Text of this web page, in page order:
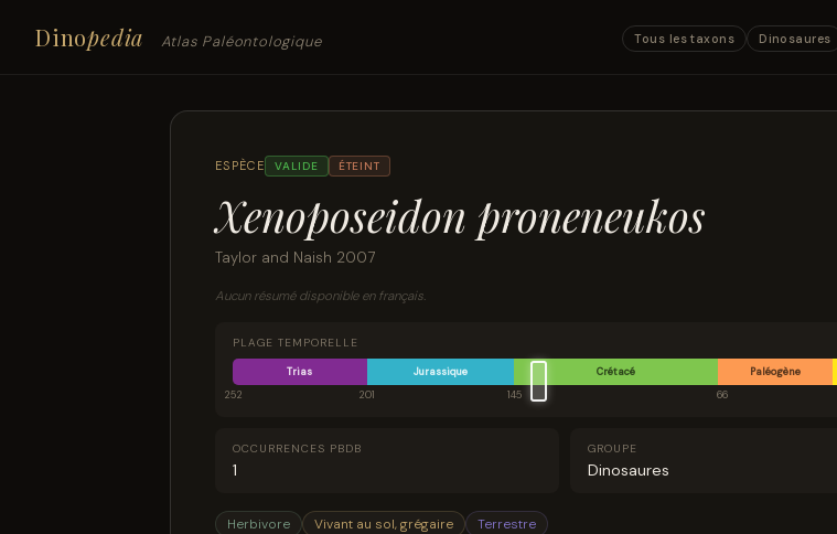
Dinopedia Atlas Paléontologique Tous les taxons Dinosaures
ESPÈCE VALIDE ÉTEINT
Xenoposeidon proneneukos
Taylor and Naish 2007
Aucun résumé disponible en français.
PLAGE TEMPORELLE
Trias Jurassique Crétacé Paléogène
252
201 145 66
OCCURRENCES PBDB
1
GROUPE
Dinosaures
Herbivore Vivant au sol, grégaire Terrestre